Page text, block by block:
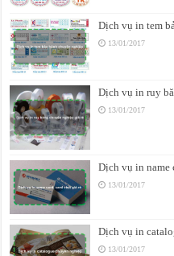
Dịch vụ in tem
13/01/2017
Dịch vụ in ruy
13/01/2017
Dịch vụ in name
13/01/2017
Dịch vụ in
13/01/2017